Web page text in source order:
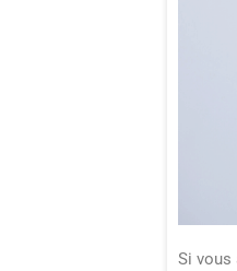
Si vous